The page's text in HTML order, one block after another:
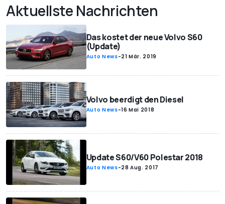
Aktuellste Nachrichten
Das kostet der neue Volvo S60
(Update)
Auto News-21 Mär. 2019
Volvo beerdigt den Diesel
Auto News-16 Mai 2018
Update S60/V60 Polestar 2018
Auto News-28 Aug. 2017